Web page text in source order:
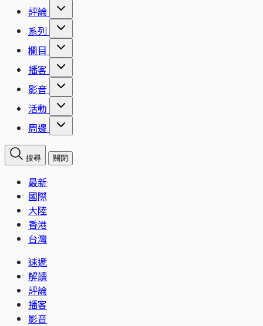
評論
系列
欄目
播客
影音
活動
周邊
搜尋 關閉
最新
國際
大陸
香港
台灣
速遞
解讀
評論
播客
影音